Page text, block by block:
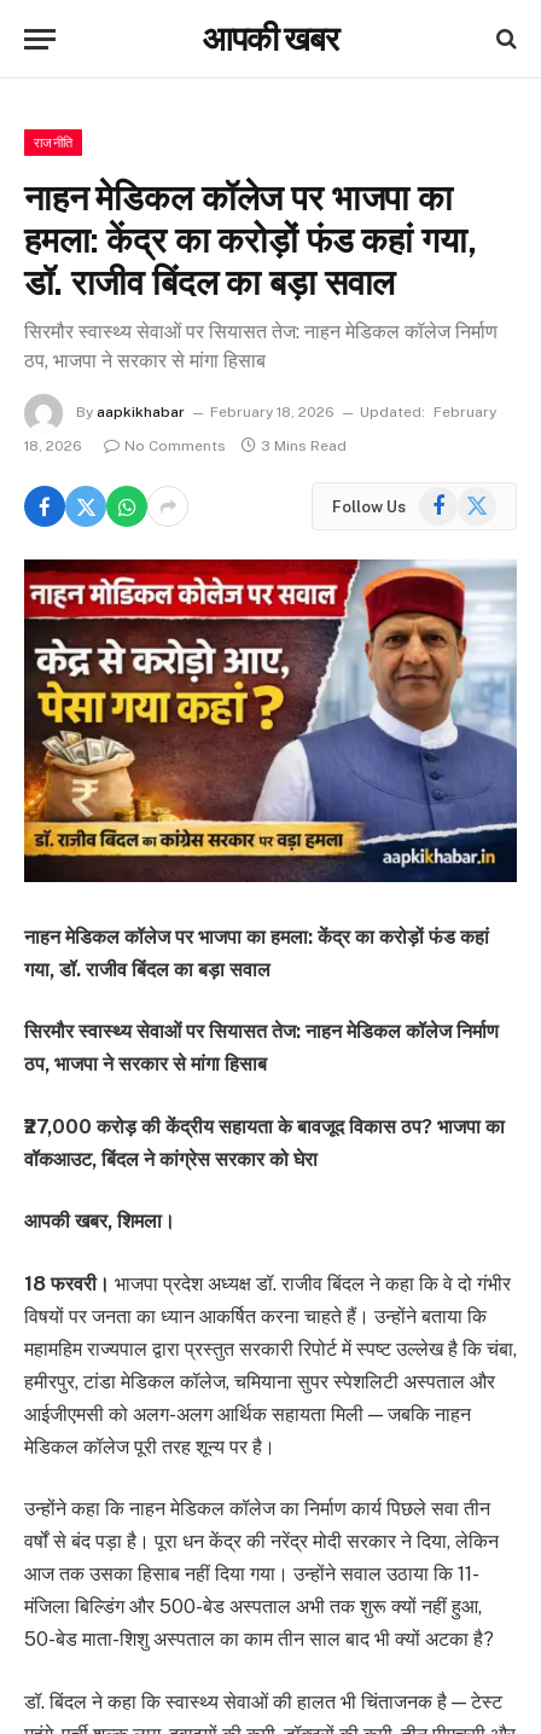
आपकी खबर
राजनीति
नाहन मेडिकल कॉलेज पर भाजपा का
हमला: केंद्र का करोड़ों फंड कहां गया,
डॉ. राजीव बिंदल का बड़ा सवाल
सिरमौर स्वास्थ्य सेवाओं पर सियासत तेज: नाहन मेडिकल कॉलेज निर्माण
ठप, भाजपा ने सरकार से मांगा हिसाब
By aapkikhabar February 18, 2026 Updated:
February
18, 2026
No Comments 3 Mins Read
Follow Us Facebook
X
नाहन मेडिकल कॉलेज पर भाजपा का हमला: केंद्र का करोड़ों फंड कहां
गया, डॉ. राजीव बिंदल का बड़ा सवाल
सिरमौर स्वास्थ्य सेवाओं पर सियासत तेज: नाहन मेडिकल कॉलेज निर्माण
ठप, भाजपा ने सरकार से मांगा हिसाब
₹27,000 करोड़ की केंद्रीय सहायता के बावजूद विकास ठप? भाजपा का
वॉकआउट, बिंदल ने कांग्रेस सरकार को घेरा
आपकी खबर, शिमला।
18 फरवरी। भाजपा प्रदेश अध्यक्ष डॉ. राजीव बिंदल ने कहा कि वे दो गंभीर
विषयों पर जनता का ध्यान आकर्षित करना चाहते हैं। उन्होंने बताया कि
महामहिम राज्यपाल द्वारा प्रस्तुत सरकारी रिपोर्ट में स्पष्ट उल्लेख है कि चंबा,
हमीरपुर, टांडा मेडिकल कॉलेज, चमियाना सुपर स्पेशलिटी अस्पताल और
आईजीएमसी को अलग-अलग आर्थिक सहायता मिली — जबकि नाहन
मेडिकल कॉलेज पूरी तरह शून्य पर है।
उन्होंने कहा कि नाहन मेडिकल कॉलेज का निर्माण कार्य पिछले सवा तीन
वर्षों से बंद पड़ा है। पूरा धन केंद्र की नरेंद्र मोदी सरकार ने दिया, लेकिन
आज तक उसका हिसाब नहीं दिया गया। उन्होंने सवाल उठाया कि 11-
मंजिला बिल्डिंग और 500-बेड अस्पताल अभी तक शुरू क्यों नहीं हुआ,
50-बेड माता-शिशु अस्पताल का काम तीन साल बाद भी क्यों अटका है?
डॉ. बिंदल ने कहा कि स्वास्थ्य सेवाओं की हालत भी चिंताजनक है — टेस्ट